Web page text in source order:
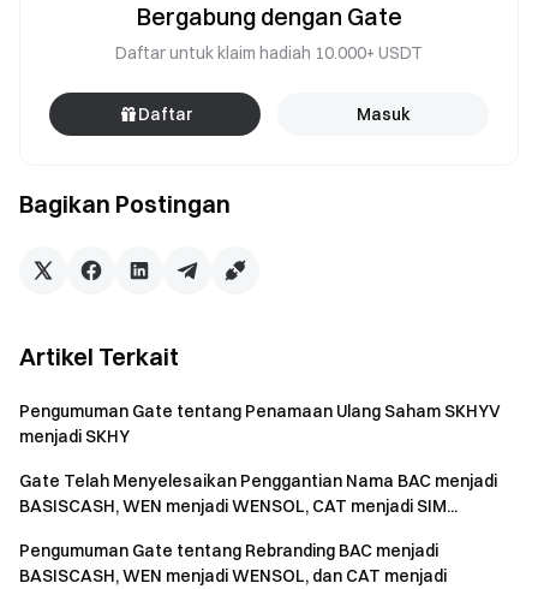
Bergabung dengan komunitas Telegram kamiuntuk
mendiskusikan topik trending
mendapatkan wawasan terbaru
Transparan & Keamanan
Bagikan Postingan
Bergabung dengan Gate
Daftar untuk klaim hadiah 10.000+ USDT
Daftar Masuk
Artikel Terkait
Pengumuman Gate tentang Penamaan Ulang Saham SKHYV
menjadi SKHY
Gate Telah Menyelesaikan Penggantian Nama BAC menjadi
BASISCASH, WEN menjadi WENSOL, CAT menjadi SIM...
Pengumuman Gate tentang Rebranding BAC menjadi
BASISCASH, WEN menjadi WENSOL, dan CAT menjadi